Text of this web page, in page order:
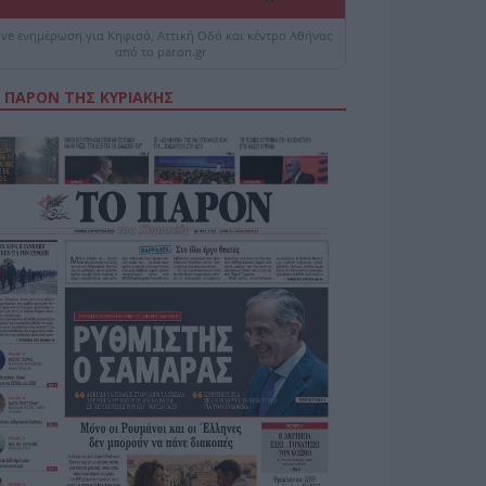
ενημέρωση για Κηφισό, Αττική Οδό και κέντρο Αθήνας
από το paron.gr
ΤΗΣ ΚΥΡΙΑΚΗΣ